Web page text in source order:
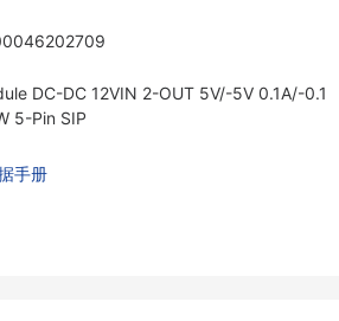
DC-DC 12VIN 2-OUT 5V/-5V 0.1A/-0.1
5-Pin SIP
手册